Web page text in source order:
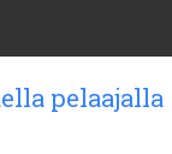
pelaajalla